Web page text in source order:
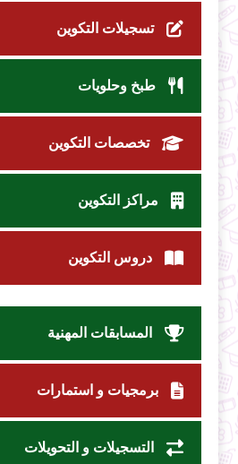
تسجيلات التكوين
طبخ وحلويات
تخصصات التكوين
مراكز التكوين
دروس التكوين
المسابقات المهنية
برمجيات و استمارات
التسجيلات و التحويلات